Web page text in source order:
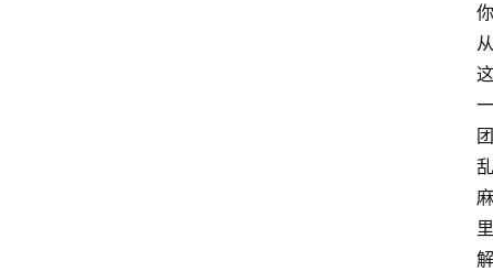
你
从
这
一
团
乱
麻
里
解